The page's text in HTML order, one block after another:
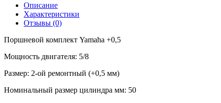
Описание
Характеристики
Отзывы (0)
Поршневой комплект Yamaha +0,5
Мощность двигателя: 5/8
Размер: 2-ой ремонтный (+0,5 мм)
Номинальный размер цилиндра мм: 50